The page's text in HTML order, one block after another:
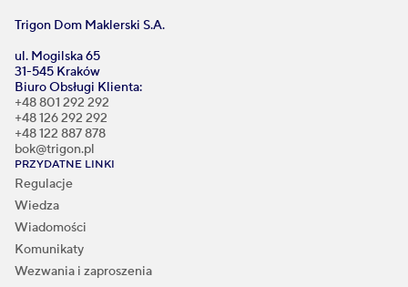
Trigon Dom Maklerski S.A.
ul. Mogilska 65
31-545 Kraków
Biuro Obsługi Klienta:
+48 801 292 292
+48 126 292 292
+48 122 887 878
bok@trigon.pl
PRZYDATNE LINKI
Regulacje
Wiedza
Wiadomości
Komunikaty
Wezwania i zaproszenia